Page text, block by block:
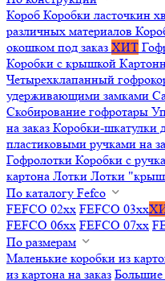
Короб Коробки ласточкин
различных материалов
окошком под заказ ХИТ
Коробки с крышкой
Четырехклапанный
удерживающими замками
Скобирование гофротары
на заказ Коробки-шкатулки
пластиковыми ручками на
Гофролотки Коробки с
картона Лотки Лотки
По каталогу Fefco
FEFCO 02xx FEFCO 03xx
FEFCO 06xx FEFCO 07xx
По размерам
Маленькие коробки из
из картона на заказ Большие